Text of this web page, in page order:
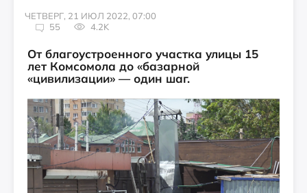
ЧЕТВЕРГ, 21 ИЮЛ 2022, 07:00
55
4.2K
От благоустроенного участка улицы 15
лет Комсомола до «базарной
«цивилизации» — один шаг.